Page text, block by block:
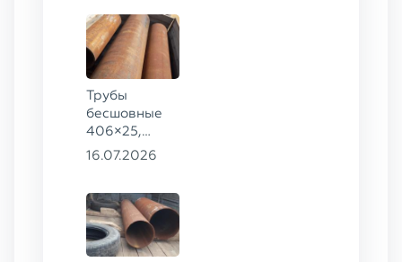
Трубы
бесшовные
406×25,
325×20,
09Г2С
16.07.2026